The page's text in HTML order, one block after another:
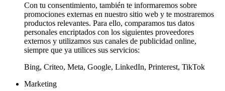
Con tu consentimiento, también te informaremos sobre
promociones externas en nuestro sitio web y te mostraremos
productos relevantes. Para ello, comparamos tus datos
personales encriptados con los siguientes proveedores
externos y utilizamos sus canales de publicidad online,
siempre que ya utilices sus servicios:
Bing, Criteo, Meta, Google, LinkedIn, Printerest, TikTok
Marketing